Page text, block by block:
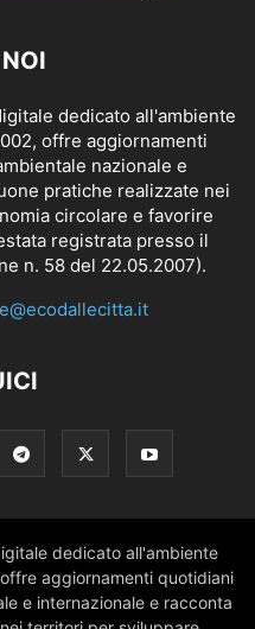
dedicato all'ambiente
offre aggiornamenti
nazionale e
pratiche realizzate nei
circolare e favorire
registrata presso il
n. 58 del 22.05.2007).
dedicato all'ambiente
aggiornamenti quotidiani
e internazionale e racconta